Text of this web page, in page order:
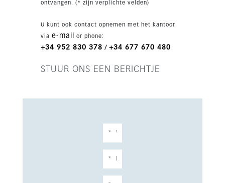
ontvangen. (* zijn verplichte velden)
U kunt ook contact opnemen met het kantoor
via e-mail or phone:
+34 952 830 378 / +34 677 670 480
STUUR ONS EEN BERICHTJE